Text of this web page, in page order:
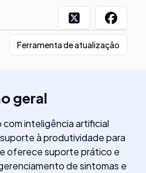
Ferramenta de atualização
geral
com inteligência artificial
à produtividade para
oferece suporte prático e
de sintomas e